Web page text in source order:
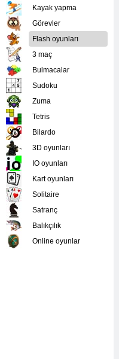
Kayak yapma
Görevler
Flash oyunları
3 maç
Bulmacalar
Sudoku
Zuma
Tetris
Bilardo
3D oyunları
IO oyunları
Kart oyunları
Solitaire
Satranç
Balıkçılık
Online oyunlar